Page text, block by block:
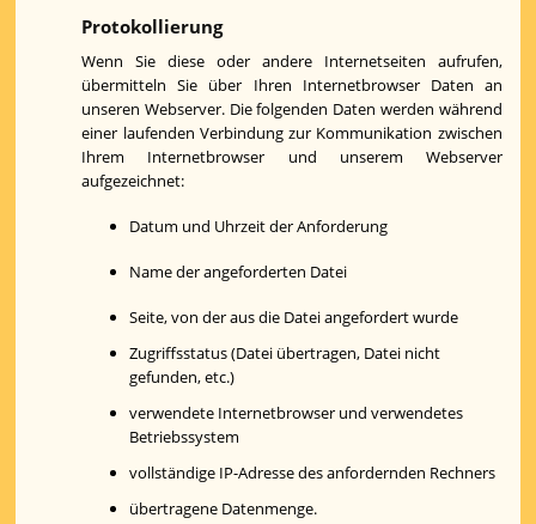
Protokollierung
Wenn Sie diese oder andere Internetseiten aufrufen,
übermitteln Sie über Ihren Internetbrowser Daten an
unseren Webserver. Die folgenden Daten werden während
einer laufenden Verbindung zur Kommunikation zwischen
Ihrem Internetbrowser und unserem Webserver
aufgezeichnet:
Datum und Uhrzeit der Anforderung
Name der angeforderten Datei
Seite, von der aus die Datei angefordert wurde
Zugriffsstatus (Datei übertragen, Datei nicht
gefunden, etc.)
verwendete Internetbrowser und verwendetes
Betriebssystem
vollständige IP-Adresse des anfordernden Rechners
übertragene Datenmenge.